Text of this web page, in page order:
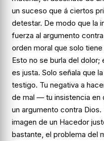
un suceso que á ciertos
detestar. De modo que la
fuerza al argumento
orden moral que solo
Esto no se burla del dolor;
es justa. Solo señala que
testigo. Tu negativa a
de mal — tu insistencia en
un argumento contra Dios.
imagen de un Hacedor
bastante, el problema del